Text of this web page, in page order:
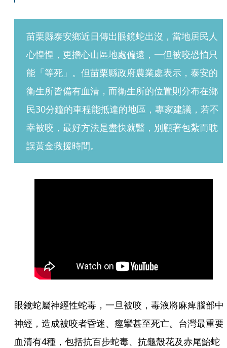
苗栗縣泰安鄉近日傳出眼鏡蛇出沒，當地居民人
心惶惶，更擔心山區地處偏遠，一但被咬恐怕只
能「等死」。但苗栗縣政府農業處表示，泰安的
衛生所皆備有血清，而衛生所的位置則分布在鄉
民30分鐘的車程能抵達的地區，專家建議，若不
幸被咬，最好方法是盡快就醫，別顧著包紮而耽
誤黃金救援時間。
眼鏡蛇屬神經性蛇毒，一旦被咬，毒液將麻痺腦部中
神經，造成被咬者昏迷、痙攣甚至死亡。台灣最重要
血清有4種，包括抗百步蛇毒、抗龜殼花及赤尾鮐蛇